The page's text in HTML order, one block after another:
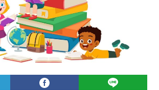
会員登録
ログイン